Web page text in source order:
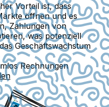
Vorteil ist, dass
öffnen und es
Zahlungen von
was potenziell
Geschäftswachstum
Rechnungen